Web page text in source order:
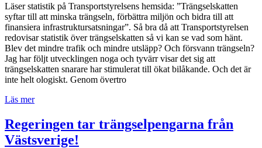
Läser statistik på Transportstyrelsens hemsida: ”Trängselskatten
syftar till att minska trängseln, förbättra miljön och bidra till att
finansiera infrastruktursatsningar”. Så bra då att Transportstyrelsen
redovisar statistik över trängselskatten så vi kan se vad som hänt.
Blev det mindre trafik och mindre utsläpp? Och försvann trängseln?
Jag har följt utvecklingen noga och tyvärr visar det sig att
trängselskatten snarare har stimulerat till ökat bilåkande. Och det är
inte helt ologiskt. Genom övertro
Läs mer
Regeringen tar trängselpengarna från
Västsverige!